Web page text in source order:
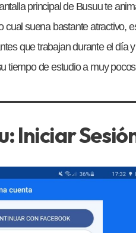
principal de Busuu te
cual suena bastante atractivo,
que trabajan durante el día
tiempo de estudio a muy
Iniciar